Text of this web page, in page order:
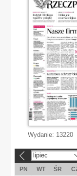
Wydanie: 13220
lipiec
PN WT ŚR